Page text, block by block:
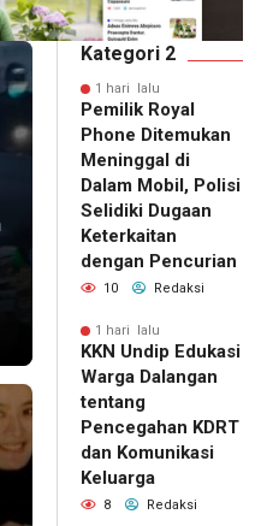
Kategori 2
1 hari lalu
Pemilik Royal
Phone Ditemukan
Meninggal di
Dalam Mobil, Polisi
Selidiki Dugaan
Keterkaitan
dengan Pencurian
10 Redaksi
1 hari lalu
KKN Undip Edukasi
Warga Dalangan
tentang
Pencegahan KDRT
dan Komunikasi
Keluarga
8 Redaksi